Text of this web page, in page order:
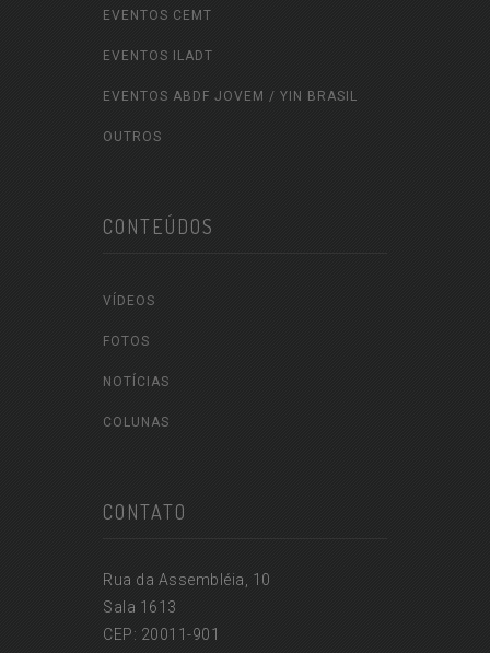
EVENTOS CEMT
EVENTOS ILADT
EVENTOS ABDF JOVEM / YIN BRASIL
OUTROS
CONTEÚDOS
VÍDEOS
FOTOS
NOTÍCIAS
COLUNAS
CONTATO
Rua da Assembléia, 10
Sala 1613
CEP: 20011-901